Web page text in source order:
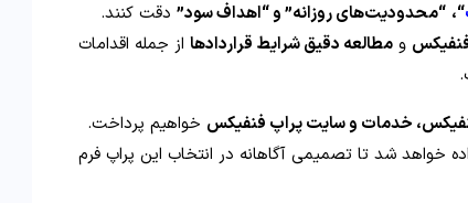
“، “محدودیت‌های روزانه” و “اهداف سود” دقت کنند.
فنفیکس و مطالعه دقیق شرایط قراردادها از جمله اقدامات
خدمات و سایت پراپ فنفیکس خواهیم پرداخت.
خواهد شد تا تصمیمی آگاهانه در انتخاب این پراپ فرم